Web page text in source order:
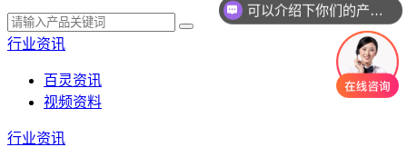
行业资讯
百灵资讯
视频资料
行业资讯
可以介绍下你们的产品么